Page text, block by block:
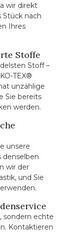
wir direkt
Stück nach
Ihres
Stoffe
Stoff –
TEX®
unzählige
Sie bereits
werden.
unsere
denselben
wir der
und Sie
sondern echte
Kontaktieren